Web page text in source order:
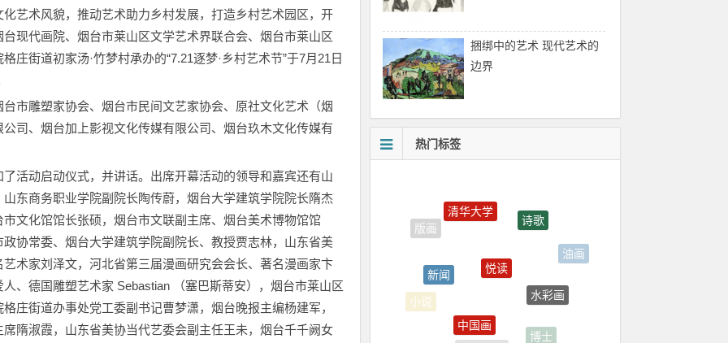
艺术风貌，推动艺术助力乡村发展，打造乡村艺术园区，开
现代画院、烟台市莱山区文学艺术界联合会、烟台市莱山区
庄街道初家汤·竹梦村承办的“7.21逐梦·乡村艺术节”于7月21日
市雕塑家协会、烟台市民间文艺家协会、原社文化艺术（烟
司、烟台加上影视文化传媒有限公司、烟台玖木文化传媒有
活动启动仪式，并讲话。出席开幕活动的领导和嘉宾还有山
东商务职业学院副院长陶传蔚，烟台大学建筑学院院长隋杰
文化馆馆长张硕，烟台市文联副主席、烟台美术博物馆馆
协常委、烟台大学建筑学院副院长、教授贾志林，山东省美
术家刘泽文，河北省第三届漫画研究会会长、著名漫画家卞
、德国雕塑艺术家 Sebastian （塞巴斯蒂安），烟台市莱山区
庄街道办事处党工委副书记曹梦潇，烟台晚报主编杨建军，
隋淑霞，山东省美协当代艺委会副主任王未，烟台千千阙女
捆绑中的艺术 现代艺术的
边界
热门标签
油画
摄影教育
小说
新闻
悦读
水彩画
东京画廊
中国画